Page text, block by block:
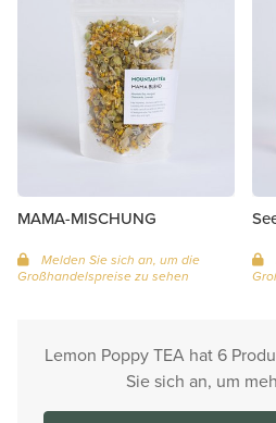
MAMA-MISCHUNG
Melden Sie sich an, um die
Großhandelspreise zu sehen
Lemon Poppy TEA hat 6
Sie sich an, um